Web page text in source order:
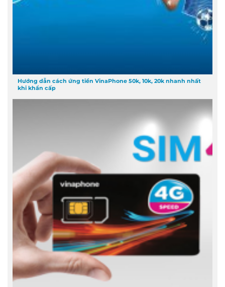
Hướng dẫn cách ứng tiền VinaPhone 50k, 10k, 20k nhanh nhất
khi khẩn cấp